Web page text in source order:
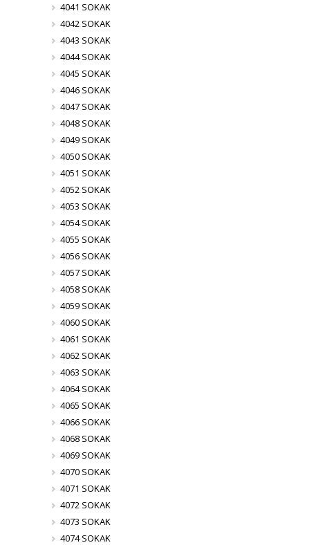
4041 SOKAK
4042 SOKAK
4043 SOKAK
4044 SOKAK
4045 SOKAK
4046 SOKAK
4047 SOKAK
4048 SOKAK
4049 SOKAK
4050 SOKAK
4051 SOKAK
4052 SOKAK
4053 SOKAK
4054 SOKAK
4055 SOKAK
4056 SOKAK
4057 SOKAK
4058 SOKAK
4059 SOKAK
4060 SOKAK
4061 SOKAK
4062 SOKAK
4063 SOKAK
4064 SOKAK
4065 SOKAK
4066 SOKAK
4068 SOKAK
4069 SOKAK
4070 SOKAK
4071 SOKAK
4072 SOKAK
4073 SOKAK
4074 SOKAK